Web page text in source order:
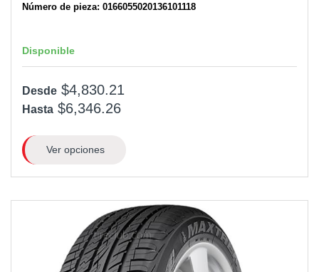
Número de pieza: 0166055020136101118
Disponible
Desde $4,830.21
Hasta $6,346.26
Ver opciones